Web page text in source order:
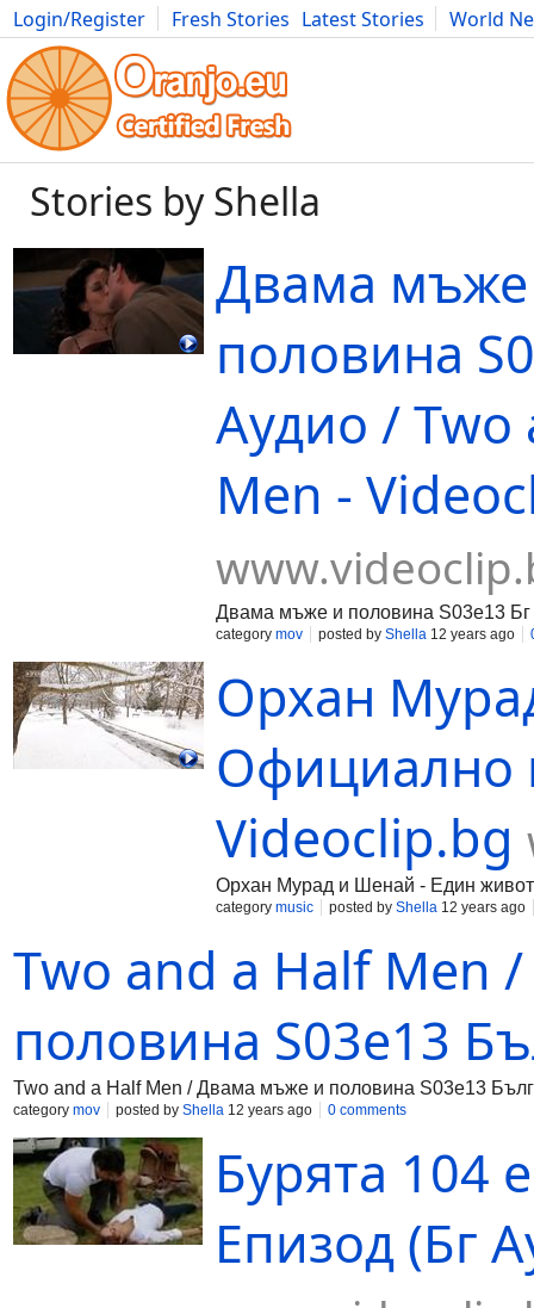
Login/Register Fresh Stories Latest Stories
World
Movies Anime Music Art Cars Advice Science
Stories by Shella
Двама
половина
Аудио / Two
Men -
Двама мъже и половина S03e13 Бг
category mov posted by Shella 12 years ago
Орхан
Официално
Videoclip.bg
Орхан Мурад и Шенай - Един
category music posted by Shella 12 years ago
Two and a Half Men
половина S03e13
Two and a Half Men / Двама мъже и половина S03e13
category mov posted by Shella 12 years ago 0 comments
Бурята 104
Епизод (Бг